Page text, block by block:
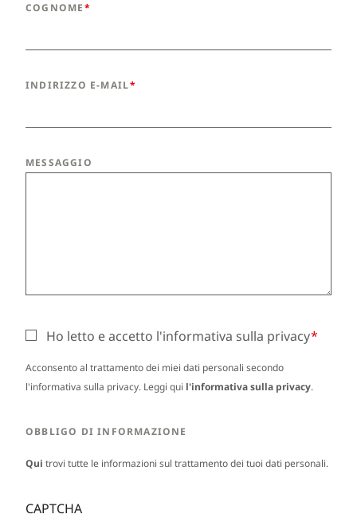
COGNOME
INDIRIZZO E-MAIL
MESSAGGIO
Ho letto e accetto l'informativa sulla privacy
Acconsento al trattamento dei miei dati personali secondo
l'informativa sulla privacy. Leggi qui l'informativa sulla privacy.
OBBLIGO DI INFORMAZIONE
Qui trovi tutte le informazioni sul trattamento dei tuoi dati personali.
CAPTCHA